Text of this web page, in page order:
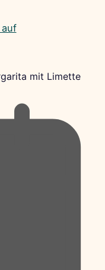
mit Limette